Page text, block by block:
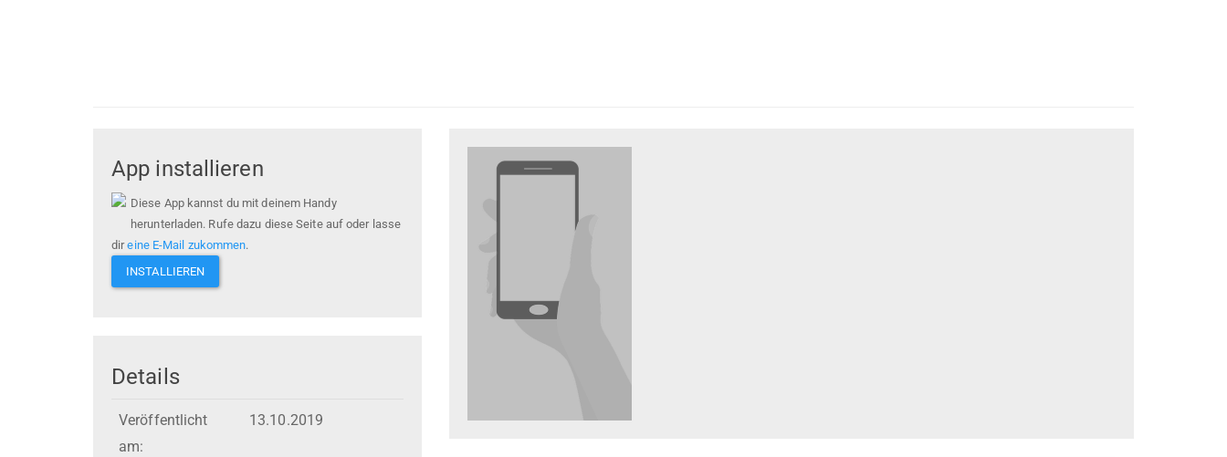
App installieren
Diese App kannst du mit deinem Handy
herunterladen. Rufe dazu diese Seite auf oder lasse
direine E-Mail zukommen.
INSTALLIEREN
Details
Veröffentlicht
am:
13.10.2019